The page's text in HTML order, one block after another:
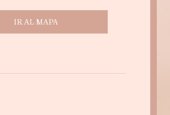
IR AL MAPA